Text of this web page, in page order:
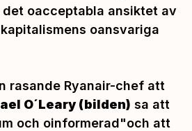
det oacceptabla ansiktet av
oansvariga
rasande Ryanair-chef att
O´Leary(bilden) sa att
och oinformerad"och att